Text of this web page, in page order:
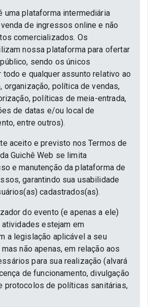
uma plataforma intermediária
de ingressos online e não
comercializados. Os
nossa plataforma para ofertar
sendo os únicos
e qualquer assunto relativo ao
organização, política de vendas,
políticas de meia-entrada,
de datas e/ou local de
entre outros).
aceito e previsto nos Termos de
Guichê Web se limita
e manutenção da plataforma de
garantindo sua usabilidade
cadastrados(as).
do evento (e apenas a ele)
estejam em
a legislação aplicável a seu
não apenas, em relação aos
para sua realização (alvará
de funcionamento, divulgação
protocolos de políticas sanitárias,